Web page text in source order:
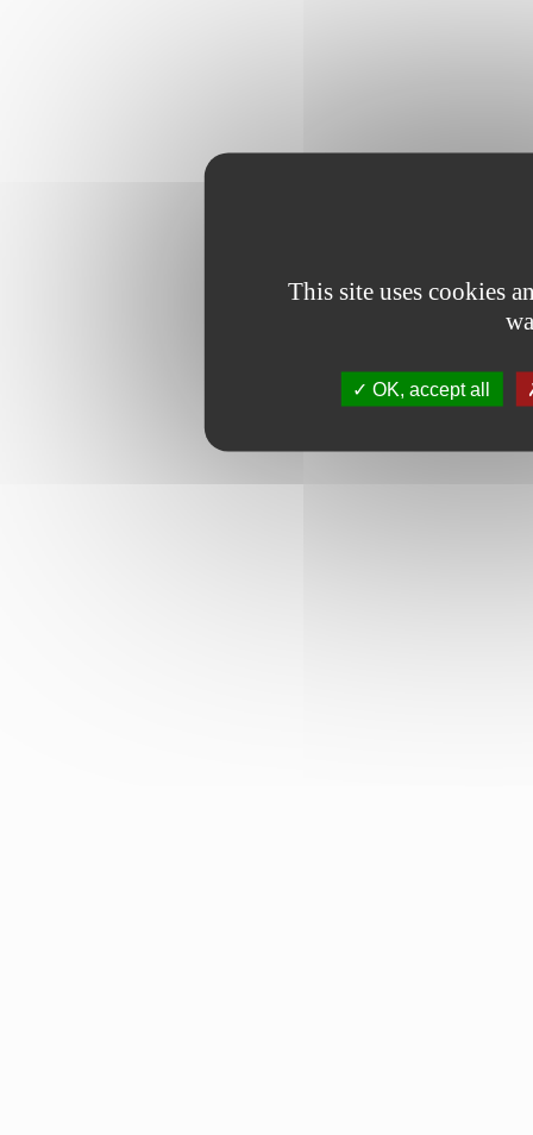
This site uses cookies
OK, accept all